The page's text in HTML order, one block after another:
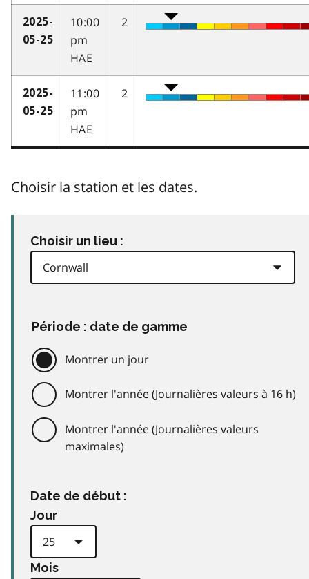
2025-
05-25
10:00
pm
HAE
2
2025-
05-25
11:00
pm
HAE
2
Choisir la station et les dates.
Choisir un lieu :
Période : date de gamme
Montrer un jour
Montrer l'année (Journalières valeurs à 16 h)
Montrer l'année (Journalières valeurs
maximales)
Date de début :
Jour
Mois